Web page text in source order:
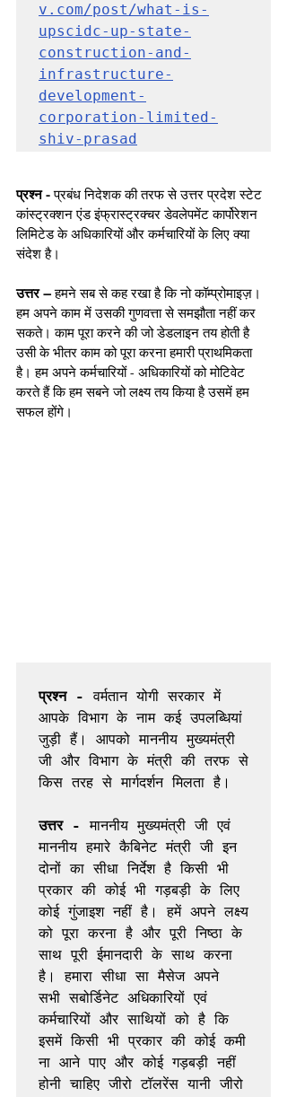
v.com/post/what-is-
upscidc-up-state-
construction-and-
infrastructure-
development-
corporation-limited-
shiv-prasad
प्रश्न - प्रबंध निदेशक की तरफ से उत्तर प्रदेश स्टेट
कांस्ट्रक्शन एंड इंफ्रास्ट्रक्चर डेवलेपमेंट कार्पोरेशन
लिमिटेड के अधिकारियों और कर्मचारियों के लिए क्या
संदेश है।
उत्तर – हमने सब से कह रखा है कि नो कॉम्प्रोमाइज़।
हम अपने काम में उसकी गुणवत्ता से समझौता नहीं कर
सकते। काम पूरा करने की जो डेडलाइन तय होती है
उसी के भीतर काम को पूरा करना हमारी प्राथमिकता
है। हम अपने कर्मचारियों - अधिकारियों को मोटिवेट
करते हैं कि हम सबने जो लक्ष्य तय किया है उसमें हम
सफल होंगे।
प्रश्न - वर्मतान योगी सरकार में
आपके विभाग के नाम कई उपलब्धियां
जुड़ी हैं। आपको माननीय मुख्यमंत्री
जी और विभाग के मंत्री की तरफ से
किस तरह से मार्गदर्शन मिलता है।
उत्तर - माननीय मुख्यमंत्री जी एवं
माननीय हमारे कैबिनेट मंत्री जी इन
दोनों का सीधा निर्देश है किसी भी
प्रकार की कोई भी गड़बड़ी के लिए
कोई गुंजाइश नहीं है। हमें अपने लक्ष्य
को पूरा करना है और पूरी निष्ठा के
साथ पूरी ईमानदारी के साथ करना
है। हमारा सीधा सा मैसेज अपने
सभी सबोर्डिनेट अधिकारियों एवं
कर्मचारियों और साथियों को है कि
इसमें किसी भी प्रकार की कोई कमी
ना आने पाए और कोई गड़बड़ी नहीं
होनी चाहिए जीरो टॉलरेंस यानी जीरो